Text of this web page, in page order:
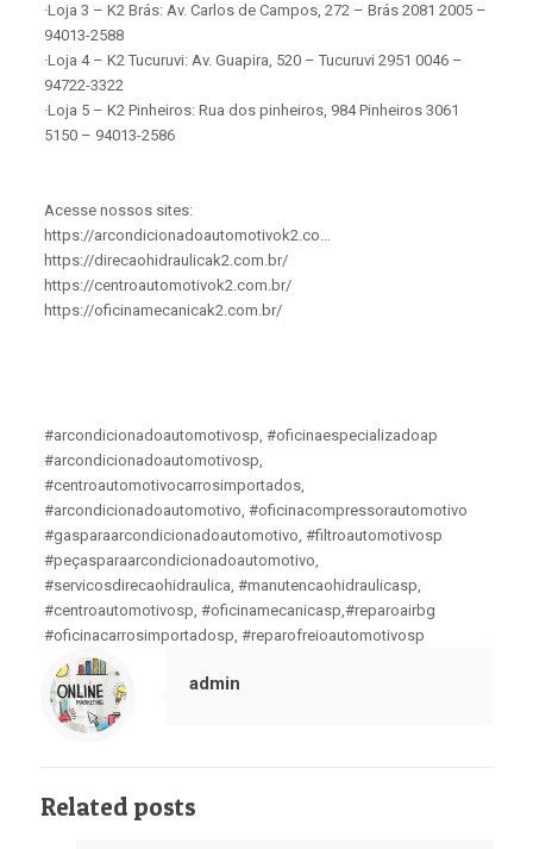
·Loja 3 – K2 Brás: Av. Carlos de Campos, 272 – Brás 2081 2005 –
94013-2588
·Loja 4 – K2 Tucuruvi: Av. Guapira, 520 – Tucuruvi 2951 0046 –
94722-3322
·Loja 5 – K2 Pinheiros: Rua dos pinheiros, 984 Pinheiros 3061
5150 – 94013-2586
Acesse nossos sites:
https://arcondicionadoautomotivok2.co…
https://direcaohidraulicak2.com.br/
https://centroautomotivok2.com.br/
https://oficinamecanicak2.com.br/
#arcondicionadoautomotivosp, #oficinaespecializadoap
#arcondicionadoautomotivosp,
#centroautomotivocarrosimportados,
#arcondicionadoautomotivo, #oficinacompressorautomotivo
#gasparaarcondicionadoautomotivo, #filtroautomotivosp
#peçasparaarcondicionadoautomotivo,
#servicosdirecaohidraulica, #manutencaohidraulicasp,
#centroautomotivosp, #oficinamecanicasp,#reparoairbg
#oficinacarrosimportadosp, #reparofreioautomotivosp
admin
Related posts